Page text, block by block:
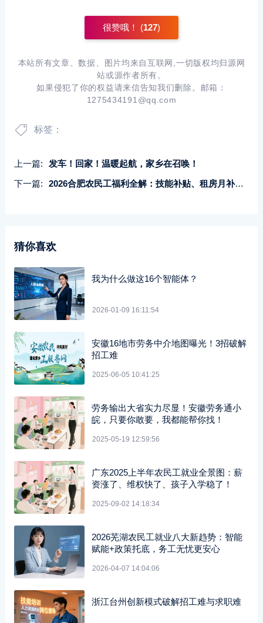
很赞哦！ (127)
本站所有文章、数据、图片均来自互联网,一切版权均归源网
站或源作者所有。
如果侵犯了你的权益请来信告知我们删除。邮箱：
1275434191@qq.com
标签：
上一篇:
发车！回家！温暖起航，家乡在召唤！
下一篇:
2026合肥农民工福利全解：技能补贴、租房月补、职业晋升路径与定居指南
猜你喜欢
我为什么做这16个智能体？
2026-01-09 16:11:54
安徽16地市劳务中介地图曝光！3招破解
招工难
2025-06-05 10:41:25
劳务输出大省实力尽显！安徽劳务通小
皖，只要你敢要，我都能帮你找！
2025-05-19 12:59:56
广东2025上半年农民工就业全景图：薪
资涨了、维权快了、孩子入学稳了！
2025-09-02 14:18:34
2026芜湖农民工就业八大新趋势：智能
赋能+政策托底，务工无忧更安心
2026-04-07 14:04:06
浙江台州创新模式破解招工难与求职难